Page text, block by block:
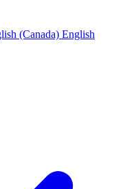
(Canada) English